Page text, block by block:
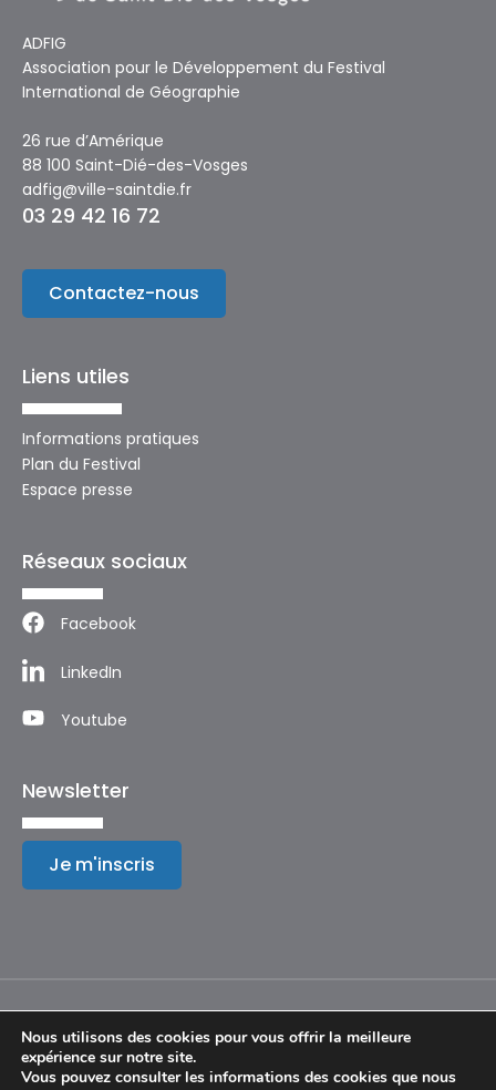
ADFIG
Association pour le Développement du Festival
International de Géographie
26 rue d’Amérique
88 100 Saint-Dié-des-Vosges
adfig@ville-saintdie.fr
03 29 42 16 72
Contactez-nous
Liens utiles
Informations pratiques
Plan du Festival
Espace presse
Réseaux sociaux
Facebook
LinkedIn
Youtube
Newsletter
Je m'inscris
Mentions légales
Nous utilisons des cookies pour vous offrir la meilleure
expérience sur notre site.
Vous pouvez consulter les informations des cookies que nous